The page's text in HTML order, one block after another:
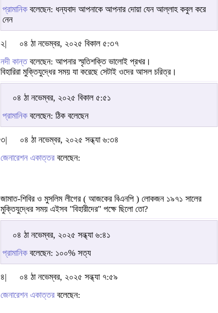
প্রামানিকবলেছেন: ধন্যবাদ আপনাকে আপনার দোয়া যেন আল্লাহ কবুল করে
নেন
২|
০৪ ঠা নভেম্বর, ২০২৫ বিকাল ৫:৩৭
নদী কান্তবলেছেন: আপনার স্মৃতিশক্তি ভালোই প্রখর।
বিহারিরা মুক্তিযুদ্ধের সময় যা করেছে সেটাই ওদের আসল চরিত্র।
০৪ ঠা নভেম্বর, ২০২৫ বিকাল ৫:৫১
প্রামানিকবলেছেন: ঠিক বলেছেন
৩|
০৪ ঠা নভেম্বর, ২০২৫ সন্ধ্যা ৬:৩৪
জেনারেশন একাত্তর বলেছেন:
জামাত-শিবির ও মুসলিম লীগের ( আজকের বিএনপি ) লোকজন ১৯৭১ সালের
মুক্তিযুদ্ধের সময় এইসব "বিহারীদের" পক্ষে ছিলো তো?
০৪ ঠা নভেম্বর, ২০২৫ সন্ধ্যা ৬:৪১
প্রামানিকবলেছেন: ১০০% সত্য
৪|
০৪ ঠা নভেম্বর, ২০২৫ সন্ধ্যা ৭:৫৯
জেনারেশন একাত্তর বলেছেন: